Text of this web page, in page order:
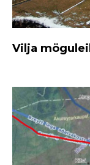
Vilja